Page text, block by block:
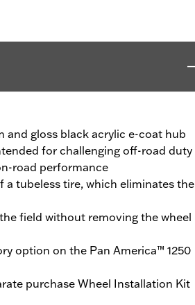
and gloss black acrylic e-coat hub
for challenging off-road duty
road performance
a tubeless tire, which eliminates the
field without removing the wheel
option on the Pan America™ 1250
purchase Wheel Installation Kit